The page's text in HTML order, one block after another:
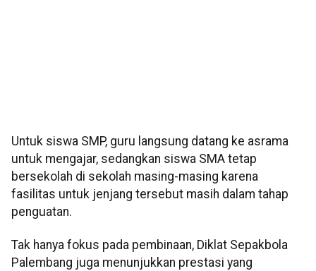
Untuk siswa SMP, guru langsung datang ke asrama
untuk mengajar, sedangkan siswa SMA tetap
bersekolah di sekolah masing-masing karena
fasilitas untuk jenjang tersebut masih dalam tahap
penguatan.
Tak hanya fokus pada pembinaan, Diklat Sepakbola
Palembang juga menunjukkan prestasi yang